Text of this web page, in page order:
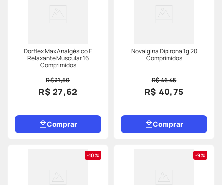
Dorflex Max Analgésico E
Relaxante Muscular 16
Comprimidos
R$ 31,50
R$ 27,62
Comprar
Novalgina Dipirona 1g 20
Comprimidos
R$ 46,45
R$ 40,75
Comprar
10% 9%